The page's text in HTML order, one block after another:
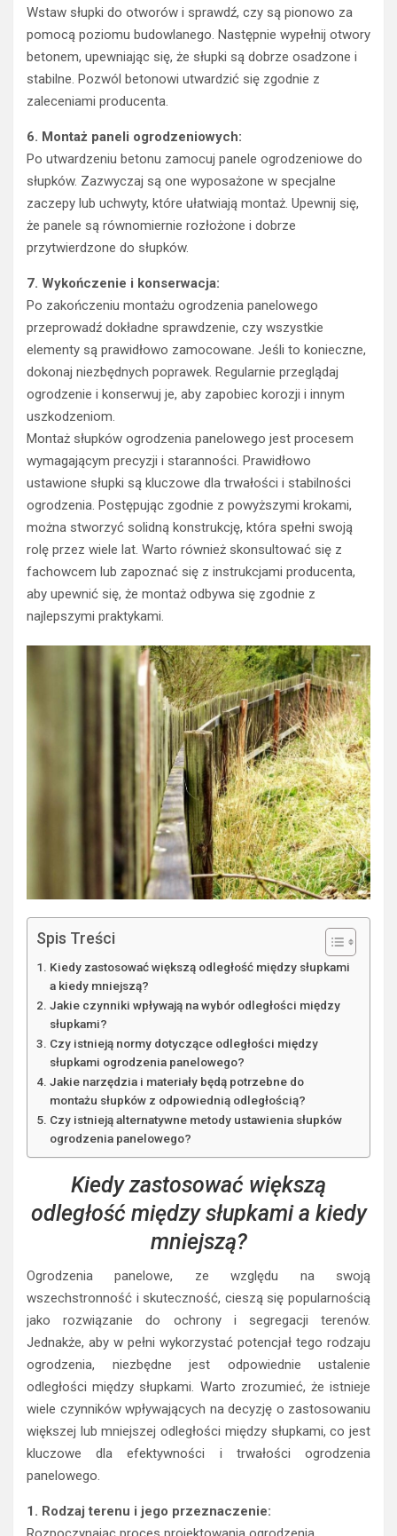
Wstaw słupki do otworów i sprawdź, czy są pionowo za
pomocą poziomu budowlanego. Następnie wypełnij otwory
betonem, upewniając się, że słupki są dobrze osadzone i
stabilne. Pozwól betonowi utwardzić się zgodnie z
zaleceniami producenta.
6. Montaż paneli ogrodzeniowych:
Po utwardzeniu betonu zamocuj panele ogrodzeniowe do
słupków. Zazwyczaj są one wyposażone w specjalne
zaczepy lub uchwyty, które ułatwiają montaż. Upewnij się,
że panele są równomiernie rozłożone i dobrze
przytwierdzone do słupków.
7. Wykończenie i konserwacja:
Po zakończeniu montażu ogrodzenia panelowego
przeprowadź dokładne sprawdzenie, czy wszystkie
elementy są prawidłowo zamocowane. Jeśli to konieczne,
dokonaj niezbędnych poprawek. Regularnie przeglądaj
ogrodzenie i konserwuj je, aby zapobiec korozji i innym
uszkodzeniom.
Montaż słupków ogrodzenia panelowego jest procesem
wymagającym precyzji i staranności. Prawidłowo
ustawione słupki są kluczowe dla trwałości i stabilności
ogrodzenia. Postępując zgodnie z powyższymi krokami,
można stworzyć solidną konstrukcję, która spełni swoją
rolę przez wiele lat. Warto również skonsultować się z
fachowcem lub zapoznać się z instrukcjami producenta,
aby upewnić się, że montaż odbywa się zgodnie z
najlepszymi praktykami.
Spis Treści
Kiedy zastosować większą odległość między słupkami
a kiedy mniejszą?
Jakie czynniki wpływają na wybór odległości między
słupkami?
Czy istnieją normy dotyczące odległości między
słupkami ogrodzenia panelowego?
Jakie narzędzia i materiały będą potrzebne do
montażu słupków z odpowiednią odległością?
Czy istnieją alternatywne metody ustawienia słupków
ogrodzenia panelowego?
Kiedy zastosować większą
odległość między słupkami a kiedy
mniejszą?
Ogrodzenia panelowe, ze względu na swoją
wszechstronność i skuteczność, cieszą się popularnością
jako rozwiązanie do ochrony i segregacji terenów.
Jednakże, aby w pełni wykorzystać potencjał tego rodzaju
ogrodzenia, niezbędne jest odpowiednie ustalenie
odległości między słupkami. Warto zrozumieć, że istnieje
wiele czynników wpływających na decyzję o zastosowaniu
większej lub mniejszej odległości między słupkami, co jest
kluczowe dla efektywności i trwałości ogrodzenia
panelowego.
1. Rodzaj terenu i jego przeznaczenie: